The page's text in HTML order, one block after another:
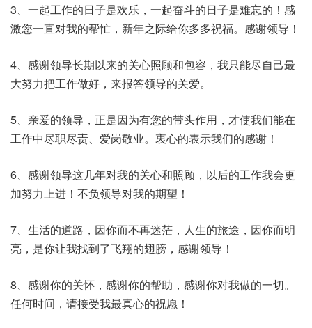
3、一起工作的日子是欢乐，一起奋斗的日子是难忘的！感
激您一直对我的帮忙，新年之际给你多多祝福。感谢领导！
4、感谢领导长期以来的关心照顾和包容，我只能尽自己最
大努力把工作做好，来报答领导的关爱。
5、亲爱的领导，正是因为有您的带头作用，才使我们能在
工作中尽职尽责、爱岗敬业。衷心的表示我们的感谢！
6、感谢领导这几年对我的关心和照顾，以后的工作我会更
加努力上进！不负领导对我的期望！
7、生活的道路，因你而不再迷茫，人生的旅途，因你而明
亮，是你让我找到了飞翔的翅膀，感谢领导！
8、感谢你的关怀，感谢你的帮助，感谢你对我做的一切。
任何时间，请接受我最真心的祝愿！